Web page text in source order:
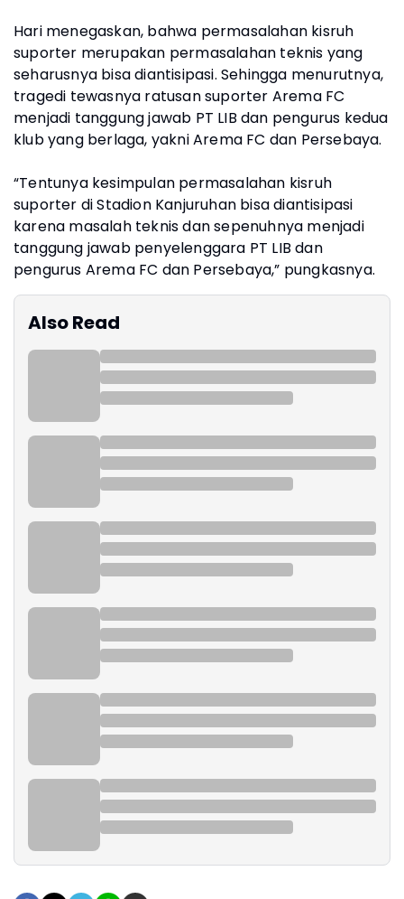
Hari menegaskan, bahwa permasalahan kisruh
suporter merupakan permasalahan teknis yang
seharusnya bisa diantisipasi. Sehingga menurutnya,
tragedi tewasnya ratusan suporter Arema FC
menjadi tanggung jawab PT LIB dan pengurus kedua
klub yang berlaga, yakni Arema FC dan Persebaya.
“Tentunya kesimpulan permasalahan kisruh
suporter di Stadion Kanjuruhan bisa diantisipasi
karena masalah teknis dan sepenuhnya menjadi
tanggung jawab penyelenggara PT LIB dan
pengurus Arema FC dan Persebaya,” pungkasnya.
Also Read